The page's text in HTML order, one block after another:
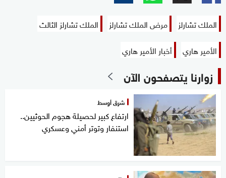
الملك تشارلز مرض الملك تشارلز
الملك تشارلز الثالث
الأمير هاري
أخبار الأمير هاري
زوارنا يتصفحون الآن
شرق أوسط
ارتفاع كبير لحصيلة هجوم الحوثيين..
استنفار وتوتر أمني وعسكري